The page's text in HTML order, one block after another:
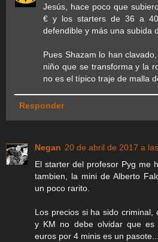
Jesús, hace poco que
€ y los starters de 36 a
defendible y más una subida
Pues Shazam lo han
niño que se transforma y la
no es el típico traje de malla
Responder
Negan 20 de abril de 2017 a
El starter del profesor Pyg me
tambien, la mini de Alberto
un poco rarito.
Los precios si ha sido
y KM no debe olvidar que
euros por 4 minis es un pasote...